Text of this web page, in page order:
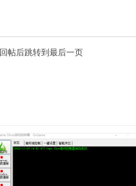
回帖后跳转到最后一页